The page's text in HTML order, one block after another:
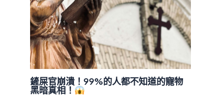
鏟屎官崩潰！99%的人都不知道的寵物
黑暗真相！